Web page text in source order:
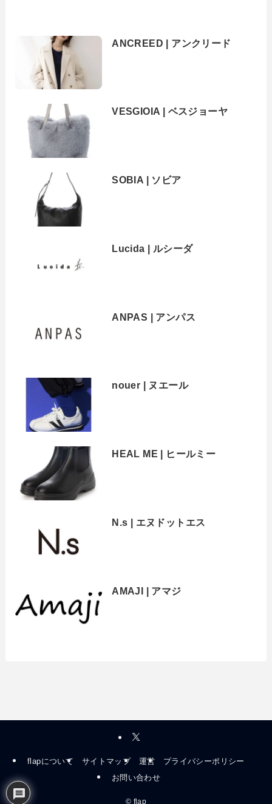
ANCREED | アンクリード
VESGIOIA | ベスジョーヤ
SOBIA | ソビア
Lucida | ルシーダ
ANPAS | アンパス
nouer | ヌエール
HEAL ME | ヒールミー
N.s | エヌドットエス
AMAJI | アマジ
flapについて サイトマップ 運営
プライバシーポリシー
お問い合わせ
© flap